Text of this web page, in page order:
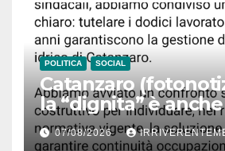
POLITICA SOCIAL
Catanzaro
la “dignita” è
questione di…
Fiorita, infastidito
07/08/2026